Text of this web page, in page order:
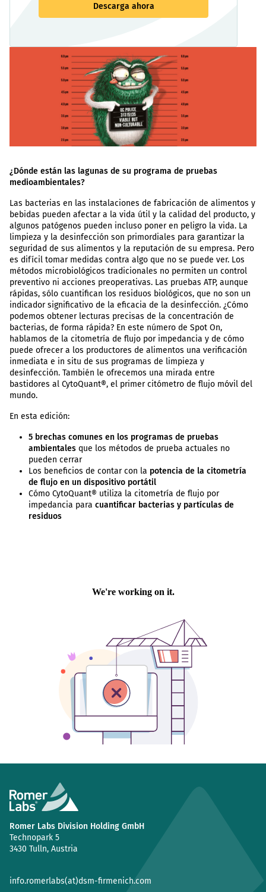
Descarga ahora
¿Dónde están las lagunas de su programa de pruebas
medioambientales?
Las bacterias en las instalaciones de fabricación de alimentos y
bebidas pueden afectar a la vida útil y la calidad del producto, y
algunos patógenos pueden incluso poner en peligro la vida. La
limpieza y la desinfección son primordiales para garantizar la
seguridad de sus alimentos y la reputación de su empresa. Pero
es difícil tomar medidas contra algo que no se puede ver. Los
métodos microbiológicos tradicionales no permiten un control
preventivo ni acciones preoperativas. Las pruebas ATP, aunque
rápidas, sólo cuantifican los residuos biológicos, que no son un
indicador significativo de la eficacia de la desinfección. ¿Cómo
podemos obtener lecturas precisas de la concentración de
bacterias, de forma rápida? En este número de Spot On,
hablamos de la citometría de flujo por impedancia y de cómo
puede ofrecer a los productores de alimentos una verificación
inmediata e in situ de sus programas de limpieza y
desinfección. También le ofrecemos una mirada entre
bastidores al CytoQuant®, el primer citómetro de flujo móvil del
mundo.
En esta edición:
5 brechas comunes en los programas de pruebas
ambientales que los métodos de prueba actuales no
pueden cerrar
Los beneficios de contar con la potencia de la citometría
de flujo en un dispositivo portátil
Cómo CytoQuant® utiliza la citometría de flujo por
impedancia para cuantificar bacterias y partículas de
residuos
Romer Labs Division Holding GmbH
Technopark 5
3430 Tulln, Austria
info.romerlabs(at)dsm-firmenich.com